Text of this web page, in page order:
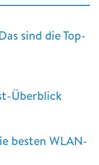
sind die Top-
Überblick
besten WLAN-